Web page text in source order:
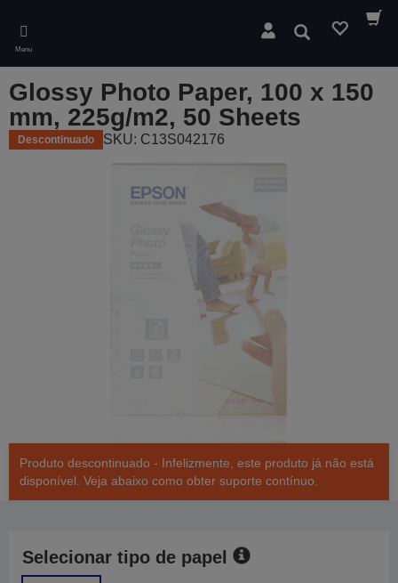
main
content
Menu
Pesquisar
Glossy Photo Paper, 100 x 150
mm, 225g/m2, 50 Sheets
Descontinuado SKU: C13S042176
Produto descontinuado - Infelizmente, este produto já não está
disponível. Veja abaixo como obter suporte contínuo.
Selecionar tipo de papel